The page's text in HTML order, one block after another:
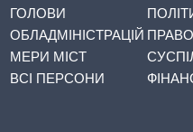
ГОЛОВИ
ОБЛАДМІНІСТРАЦІЙ
МЕРИ МІСТ
ВСІ ПЕРСОНИ
ПРАВО